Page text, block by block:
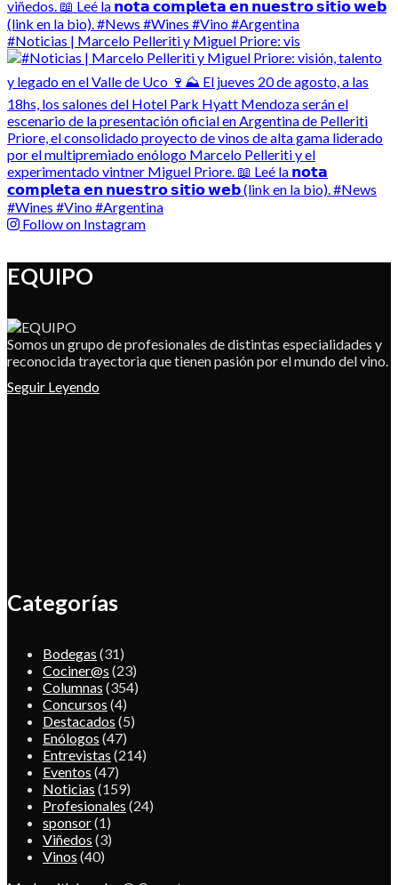
#Noticias | Marcelo Pelleriti y Miguel Priore: vis
Follow on Instagram
EQUIPO
Somos un grupo de profesionales de distintas especialidades y
reconocida trayectoria que tienen pasión por el mundo del vino.
Seguir Leyendo
Categorías
Bodegas (31)
Cociner@s (23)
Columnas (354)
Concursos (4)
Destacados (5)
Enólogos (47)
Entrevistas (214)
Eventos (47)
Noticias (159)
Profesionales (24)
sponsor(1)
Viñedos (3)
Vinos (40)